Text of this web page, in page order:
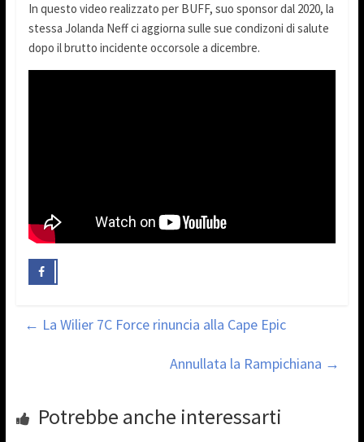
In questo video realizzato per BUFF, suo sponsor dal 2020, la
stessa Jolanda Neff ci aggiorna sulle sue condizoni di salute
dopo il brutto incidente occorsole a dicembre.
← La Wilier 7C Force rinuncia alla Cape Epic
Annullata la Rampichiana →
Potrebbe anche interessarti